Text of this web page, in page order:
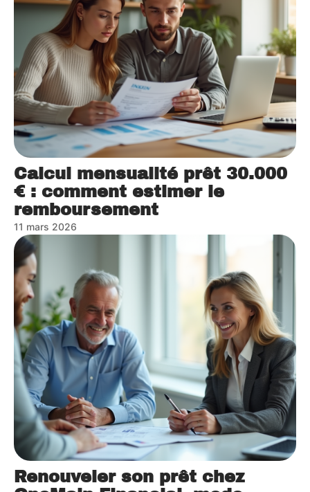
Calcul mensualité prêt 30.000
€ : comment estimer le
remboursement
11 mars 2026
Renouveler son prêt chez